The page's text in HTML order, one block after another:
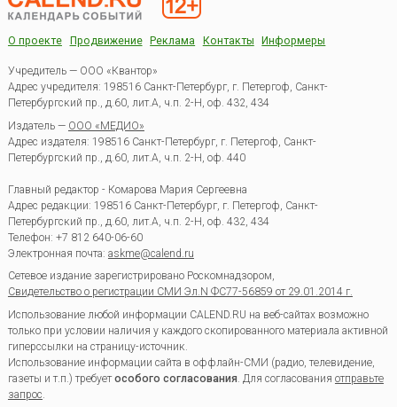
О проекте Продвижение Реклама Контакты Информеры
Учредитель — ООО «Квантор»
Адрес учредителя: 198516 Санкт-Петербург, г. Петергоф, Санкт-
Петербургский пр., д.60, лит.А, ч.п. 2-Н, оф. 432, 434
Издатель — ООО «МЕДИО»
Адрес издателя: 198516 Санкт-Петербург, г. Петергоф, Санкт-
Петербургский пр., д.60, лит.А, ч.п. 2-Н, оф. 440
Главный редактор - Комарова Мария Сергеевна
Адрес редакции: 198516 Санкт-Петербург, г. Петергоф Санкт-
Петербургский пр., д.60, лит.А, ч.п. 2-Н, оф. 432, 434
Телефон: +7 812 640-06-60
Электронная почта: askme@calend.ru
Сетевое издание зарегистрировано Роскомнадзором,
Свидетельство о регистрации СМИ Эл.N ФС77-56859 от 29.01.2014 г.
Использование любой информации CALEND.RU на веб-сайтах возможно
только при условии наличия у каждого скопированного материала активной
гиперссылки на страницу-источник.
Использование информации сайта в оффлайн-СМИ (радио, телевидение,
газеты и т.п.) требуетособого согласования. Для согласования отправьте
запрос.